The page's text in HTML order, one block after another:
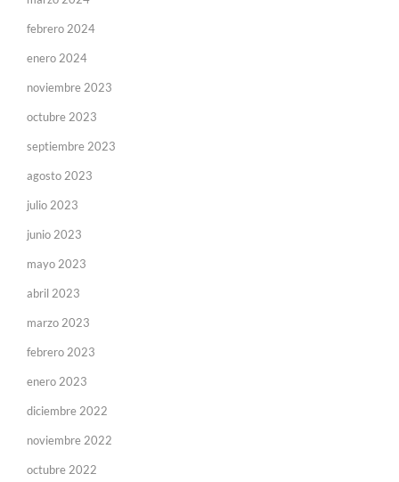
febrero 2024
enero 2024
noviembre 2023
octubre 2023
septiembre 2023
agosto 2023
julio 2023
junio 2023
mayo 2023
abril 2023
marzo 2023
febrero 2023
enero 2023
diciembre 2022
noviembre 2022
octubre 2022